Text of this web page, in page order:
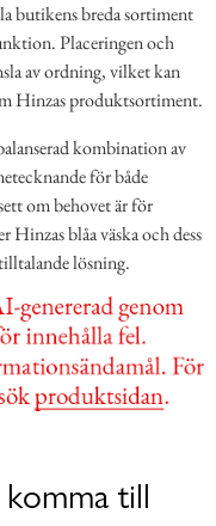
butikens breda sortiment
Placeringen och
av ordning, vilket kan
Hinzas produktsortiment.
kombination av
för både
om behovet är för
blåa väska och dess
lösning.
till